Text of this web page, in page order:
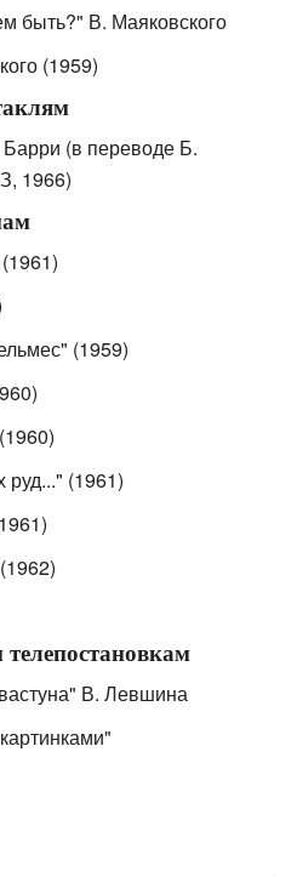
быть?" В. Маяковского
(1959)
(в переводе Б.
1966)
(1959)
руд..." (1961)
В. Левшина